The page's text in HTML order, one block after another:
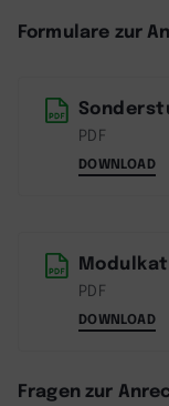
Formulare zur
PDF
DOWNLOAD
PDF
DOWNLOAD
Fragen zur